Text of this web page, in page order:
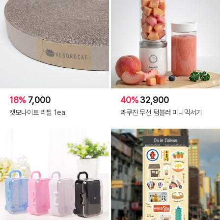
18% 7,000
캣모나이트 리필 1ea
40%32,900
라쿠진 무선 텀블러 미니믹서기